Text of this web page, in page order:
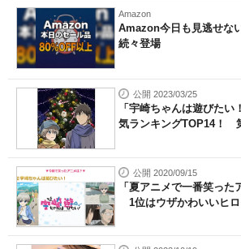
Amazon
Amazon今日も見逃せな
続々登場
公開 2023/03/25
「宇崎ちゃんは遊びたい
気ランキングTOP14！
公開 2020/09/15
「夏アニメで一番笑った
1位はウザかわいいヒ